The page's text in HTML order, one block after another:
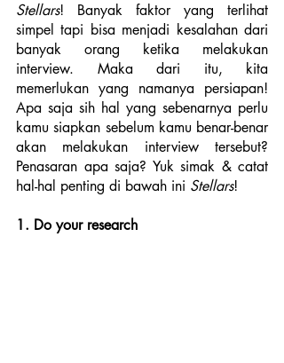
Stellars! Banyak faktor yang terlihat
simpel tapi bisa menjadi kesalahan dari
banyak orang ketika melakukan
interview. Maka dari itu, kita
memerlukan yang namanya persiapan!
Apa saja sih hal yang sebenarnya perlu
kamu siapkan sebelum kamu benar-benar
akan melakukan interview tersebut?
Penasaran apa saja? Yuk simak & catat
hal-hal penting di bawah ini Stellars!
1. Do your research